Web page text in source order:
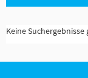
Keine Suchergebnisse